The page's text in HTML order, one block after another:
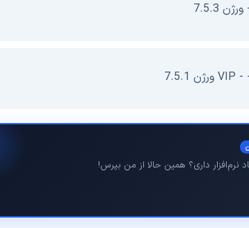
نرم‌افزار داری؟ همین حالا از من بپرس!